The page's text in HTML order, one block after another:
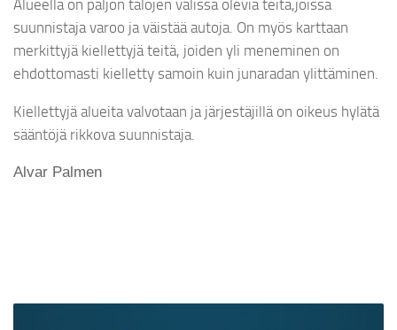
Alueella on paljon talojen välissä olevia teitä,joissa
suunnistaja varoo ja väistää autoja. On myös karttaan
merkittyjä kiellettyjä teitä, joiden yli meneminen on
ehdottomasti kielletty samoin kuin junaradan ylittäminen.
Kiellettyjä alueita valvotaan ja järjestäjillä on oikeus hylätä
sääntöjä rikkova suunnistaja.
Alvar Palmen